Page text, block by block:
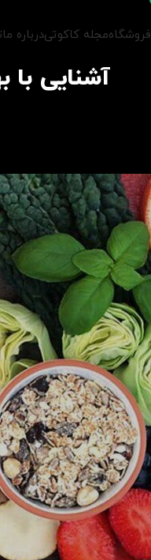
فروشگاهمجله کاکوتیدرباره ما
آشنایی